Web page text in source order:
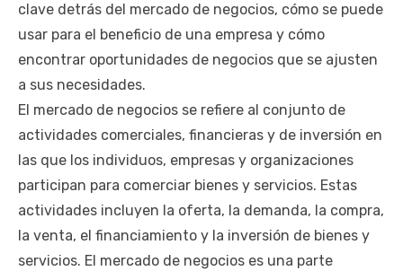
clave detrás del mercado de negocios, cómo se puede
usar para el beneficio de una empresa y cómo
encontrar oportunidades de negocios que se ajusten
a sus necesidades.
El mercado de negocios se refiere al conjunto de
actividades comerciales, financieras y de inversión en
las que los individuos, empresas y organizaciones
participan para comerciar bienes y servicios. Estas
actividades incluyen la oferta, la demanda, la compra,
la venta, el financiamiento y la inversión de bienes y
servicios. El mercado de negocios es una parte